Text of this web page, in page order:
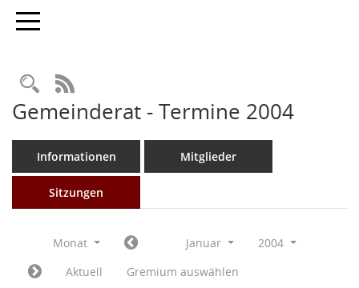
Toggle navigation
Rechercheauswahl
RSS-Feed
Gemeinderat - Termine 2004
Informationen Mitglieder
Sitzungen
Monat Januar
2004
Aktuell
Gremium auswählen